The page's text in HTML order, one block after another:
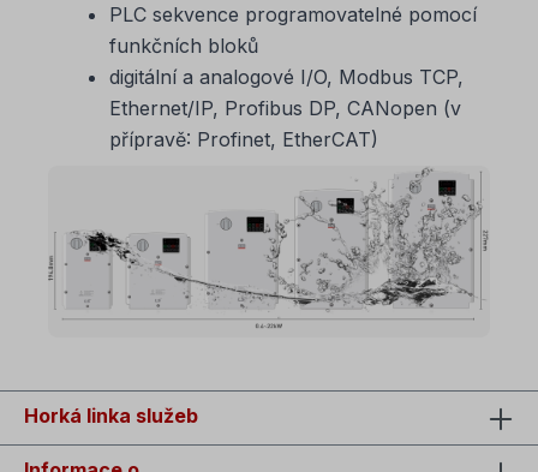
PLC sekvence programovatelné pomocí
funkčních bloků
digitální a analogové I/O, Modbus TCP,
Ethernet/IP, Profibus DP, CANopen (v
přípravě: Profinet, EtherCAT)
Horká linka služeb